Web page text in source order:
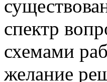
спектр
схемами
желание